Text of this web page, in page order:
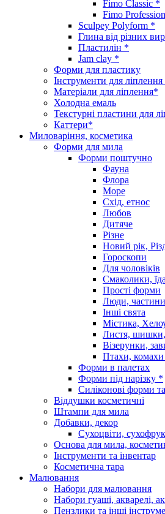
Fimo Classic *
Fimo
Sculpey Polyform *
Глина від різних
Пластилін *
Jam clay *
Форми для пластику
Інструменти для
Матеріали для ліплення*
Холодна емаль
Текстурні пластини для
Каттери*
Миловаріння, косметика
Форми для мила
Форми поштучно
Фауна
Флора
Море
Схід, етнос
Любов
Дитяче
Різне
Новий рік,
Гороскопи
Для чоловіків
Смаколики,
Прості форми
Люди, частини
Інші свята
Містика,
Листя, шишки,
Візерунки,
Птахи,
Форми в палетах
Форми під нарізку *
Силіконові форми
Віддушки косметичні
Штампи для мила
Добавки, декор
Сухоцвіти,
Основа для мила,
Інструменти та інвентар
Косметична тара
Малювання
Набори для малювання
Набори гуаші, акварелі,
Пензлики та інші